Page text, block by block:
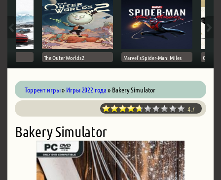
The Outer Worlds 2 Marvel's Spider-Man: Miles Ghost
Торрент игры» Игры 2022 года» Bakery Simulator
4.7
Bakery Simulator